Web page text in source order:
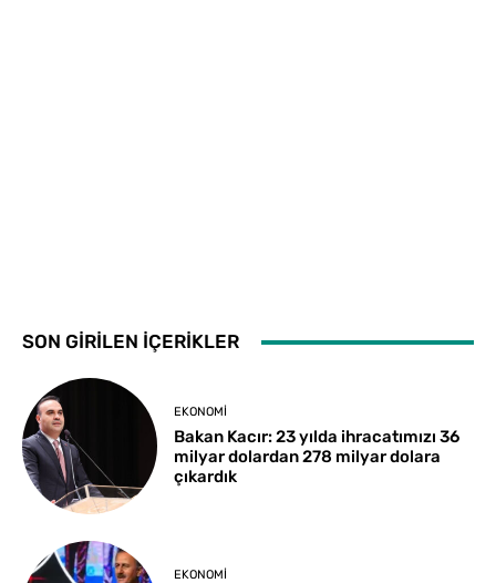
SON GİRİLEN İÇERİKLER
EKONOMI
Bakan Kacır: 23 yılda ihracatımızı 36
milyar dolardan 278 milyar dolara
çıkardık
EKONOMI